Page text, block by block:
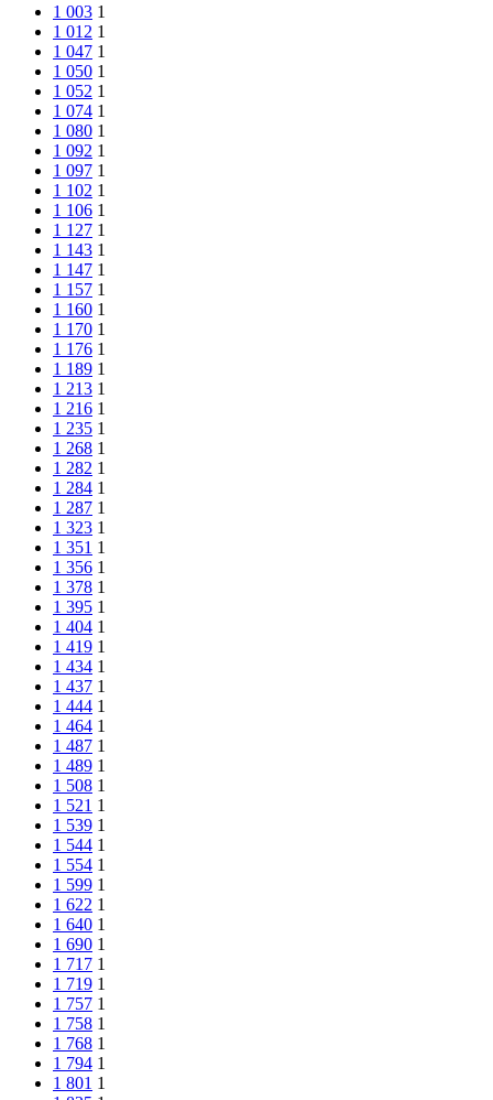
1 003 1
1 012 1
1 047 1
1 050 1
1 052 1
1 074 1
1 080 1
1 092 1
1 097 1
1 102 1
1 106 1
1 127 1
1 143 1
1 147 1
1 157 1
1 160 1
1 170 1
1 176 1
1 189 1
1 213 1
1 216 1
1 235 1
1 268 1
1 282 1
1 284 1
1 287 1
1 323 1
1 351 1
1 356 1
1 378 1
1 395 1
1 404 1
1 419 1
1 434 1
1 437 1
1 444 1
1 464 1
1 487 1
1 489 1
1 508 1
1 521 1
1 539 1
1 544 1
1 554 1
1 599 1
1 622 1
1 640 1
1 690 1
1 717 1
1 719 1
1 757 1
1 758 1
1 768 1
1 794 1
1 801 1